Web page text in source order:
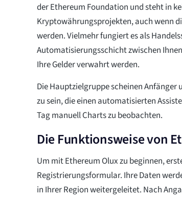
der Ethereum Foundation und steht in
Kryptowährungsprojekten, auch wenn
werden. Vielmehr fungiert es als
Automatisierungsschicht zwischen
Ihre Gelder verwahrt werden.
Die Hauptzielgruppe scheinen
zu sein, die einen automatisierten
Tag manuell Charts zu beobachten.
Die Funktionsweise von
Um mit Ethereum Olux zu beginnen,
Registrierungsformular. Ihre Daten
in Ihrer Region weitergeleitet. Nach